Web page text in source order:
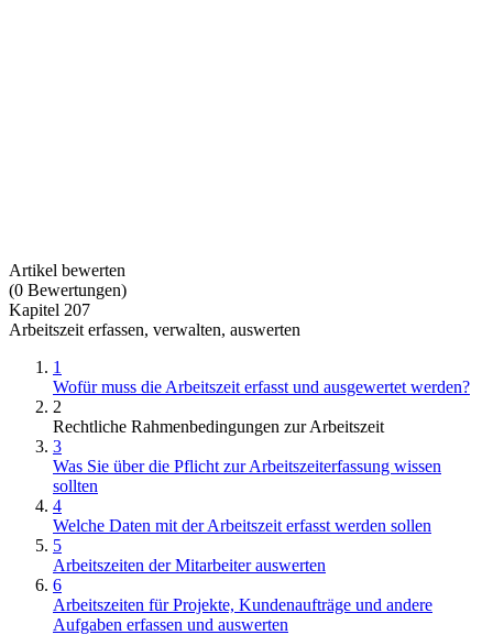
Artikel bewerten
(0 Bewertungen)
Kapitel 207
Arbeitszeit erfassen, verwalten, auswerten
1
Wofür muss die Arbeitszeit erfasst und ausgewertet werden?
2
Rechtliche Rahmenbedingungen zur Arbeitszeit
3
Was Sie über die Pflicht zur Arbeitszeiterfassung wissen
sollten
4
Welche Daten mit der Arbeitszeit erfasst werden sollen
5
Arbeitszeiten der Mitarbeiter auswerten
6
Arbeitszeiten für Projekte, Kundenaufträge und andere
Aufgaben erfassen und auswerten